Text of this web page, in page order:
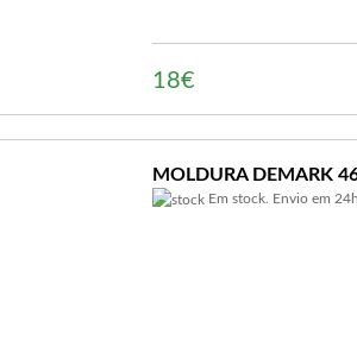
18€
MOLDURA DEMARK
Em stock. Envio em 24h